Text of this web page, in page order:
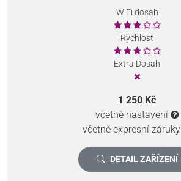
WiFi dosah
Rychlost
Extra Dosah
1 250 Kč
včetně nastavení
včetně expresní záruky
DETAIL ZAŘÍZENÍ